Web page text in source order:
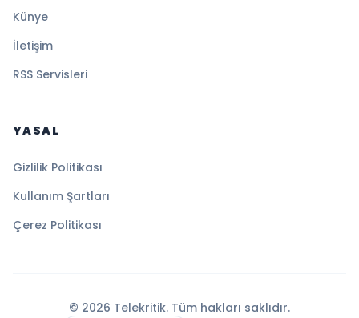
Künye
İletişim
RSS Servisleri
YASAL
Gizlilik Politikası
Kullanım Şartları
Çerez Politikası
© 2026 Telekritik. Tüm hakları saklıdır.